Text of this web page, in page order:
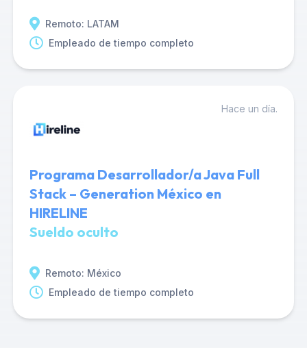
Remoto: LATAM
Empleado de tiempo completo
Hace un día.
Programa Desarrollador/a Java Full
Stack – Generation México en
HIRELINE
Sueldo oculto
Remoto: México
Empleado de tiempo completo